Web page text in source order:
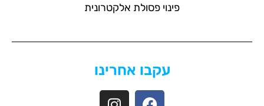
פינוי פסולת אלקטרונית
עקבו אחרינו